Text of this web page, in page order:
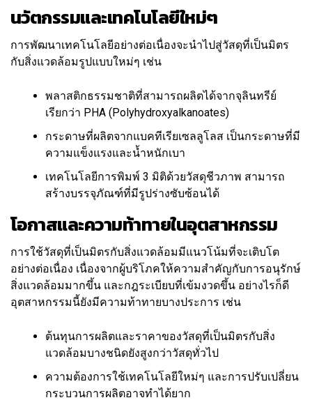
นวัตกรรมและเทคโนโลยีใหม่ๆ
การพัฒนาเทคโนโลยีอย่างต่อเนื่องจะนำไปสู่วัสดุที่เป็นมิตร
กับสิ่งแวดล้อมรูปแบบใหม่ๆ เช่น
พลาสติกธรรมชาติที่สามารถผลิตได้จากจุลินทรีย์
เรียกว่า PHA (Polyhydroxyalkanoates)
กระดาษที่ผลิตจากแบคทีเรียเซลลูโลส เป็นกระดาษที่มี
ความแข็งแรงและน้ำหนักเบา
เทคโนโลยีการพิมพ์ 3 มิติด้วยวัสดุชีวภาพ สามารถ
สร้างบรรจุภัณฑ์ที่มีรูปร่างซับซ้อนได้
โอกาสและความท้าทายในอุตสาหกรรม
การใช้วัสดุที่เป็นมิตรกับสิ่งแวดล้อมมีแนวโน้มที่จะเติบโต
อย่างต่อเนื่อง เนื่องจากผู้บริโภคให้ความสำคัญกับการอนุรักษ์
สิ่งแวดล้อมมากขึ้น และกฎระเบียบที่เข้มงวดขึ้น อย่างไรก็ดี
อุตสาหกรรมนี้ยังมีความท้าทายบางประการ เช่น
ต้นทุนการผลิตและราคาของวัสดุที่เป็นมิตรกับสิ่ง
แวดล้อมบางชนิดยังสูงกว่าวัสดุทั่วไป
ความต้องการใช้เทคโนโลยีใหม่ๆ และการปรับเปลี่ยน
กระบวนการผลิตอาจทำได้ยาก